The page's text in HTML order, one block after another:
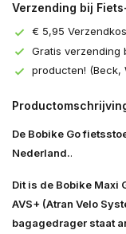
Verzending bij
€ 5,95
Gratis verzending
producten! (Beck,
De Bobike Go
Nederland..
Dit is de Bobike Maxi
AVS+ (Atran Velo
bagagedrager staat